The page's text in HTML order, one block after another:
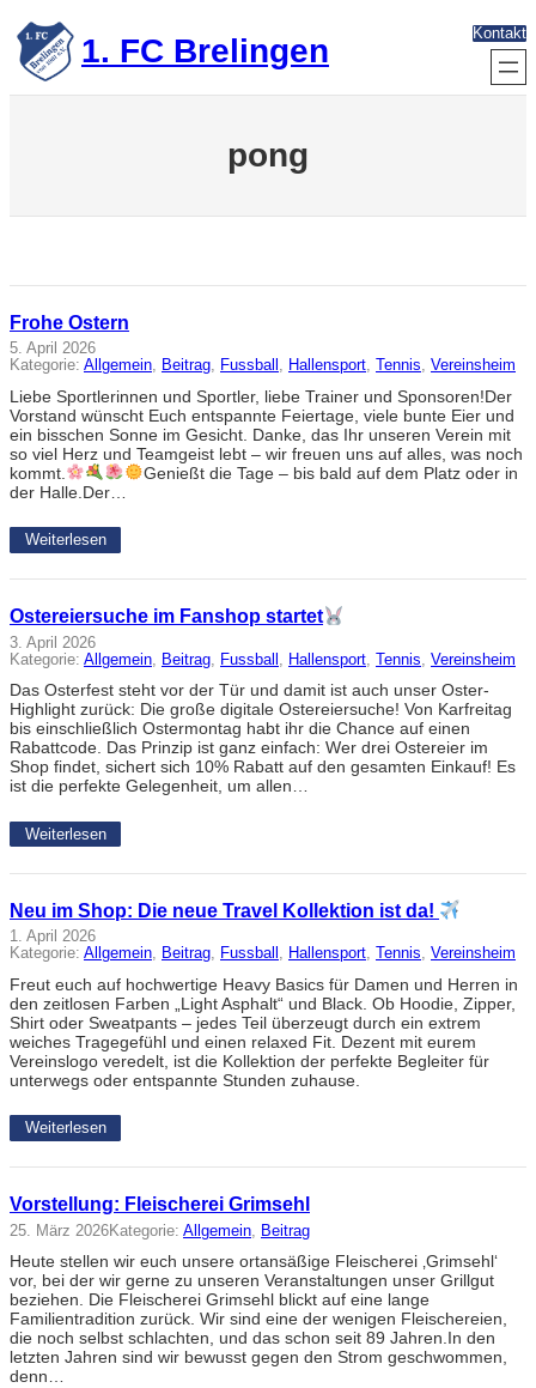
Zum
Inhalt
springen 1. FC Brelingen Kontakt
pong
Frohe Ostern
5. April 2026
Kategorie: Allgemein, Beitrag, Fussball , Hallensport, Tennis, Vereinsheim
Liebe Sportlerinnen und Sportler, liebe Trainer und Sponsoren!Der
Vorstand wünscht Euch entspannte Feiertage, viele bunte Eier und
ein bisschen Sonne im Gesicht. Danke, das Ihr unseren Verein mit
so viel Herz und Teamgeist lebt – wir freuen uns auf alles, was noch
kommt.
Genießt die Tage – bis bald auf dem Platz oder in
der Halle.Der…
Weiterlesen
Ostereiersuche im Fanshop startet
3. April 2026
Kategorie: Allgemein Beitrag Fussball Hallensport Tennis Vereinsheim
Das Osterfest steht vor der Tür und damit ist auch unser Oster-
Highlight zurück: Die große digitale Ostereiersuche! Von Karfreitag
bis einschließlich Ostermontag habt ihr die Chance auf einen
Rabattcode. Das Prinzip ist ganz einfach: Wer drei Ostereier im
Shop findet, sichert sich 10% Rabatt auf den gesamten Einkauf! Es
ist die perfekte Gelegenheit, um allen…
Weiterlesen
Neu im Shop: Die neue Travel Kollektion ist da!
1. April 2026
Kategorie: Allgemein, Beitrag, Fussball , Hallensport, Tennis, Vereinsheim
Freut euch auf hochwertige Heavy Basics für Damen und Herren in
den zeitlosen Farben „Light Asphalt“ und Black. Ob Hoodie, Zipper,
Shirt oder Sweatpants – jedes Teil überzeugt durch ein extrem
weiches Tragegefühl und einen relaxed Fit. Dezent mit eurem
Vereinslogo veredelt, ist die Kollektion der perfekte Begleiter für
unterwegs oder entspannte Stunden zuhause.
Weiterlesen
Vorstellung: Fleischerei Grimsehl
25. März 2026Kategorie: Allgemein Beitrag
Heute stellen wir euch unsere ortansäßige Fleischerei ‚Grimsehl‘
vor, bei der wir gerne zu unseren Veranstaltungen unser Grillgut
beziehen. Die Fleischerei Grimsehl blickt auf eine lange
Familientradition zurück. Wir sind eine der wenigen Fleischereien,
die noch selbst schlachten, und das schon seit 89 Jahren.In den
letzten Jahren sind wir bewusst gegen den Strom geschwommen,
denn…